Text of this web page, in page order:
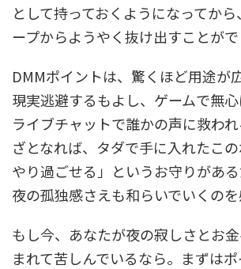
として持っておくようになってか
ープからようやく抜け出すことがで
DMMポイントは、驚くほど用途が
現実逃避するもよし、ゲームで無心
ライブチャットで誰かの声に救わ
ざとなれば、タダで手に入れたこ
やり過ごせる」というお守りがあ
夜の孤独感さえも和らいでいくのを
もし今、あなたが夜の寂しさとお
まれて苦しんでいるなら。まずは